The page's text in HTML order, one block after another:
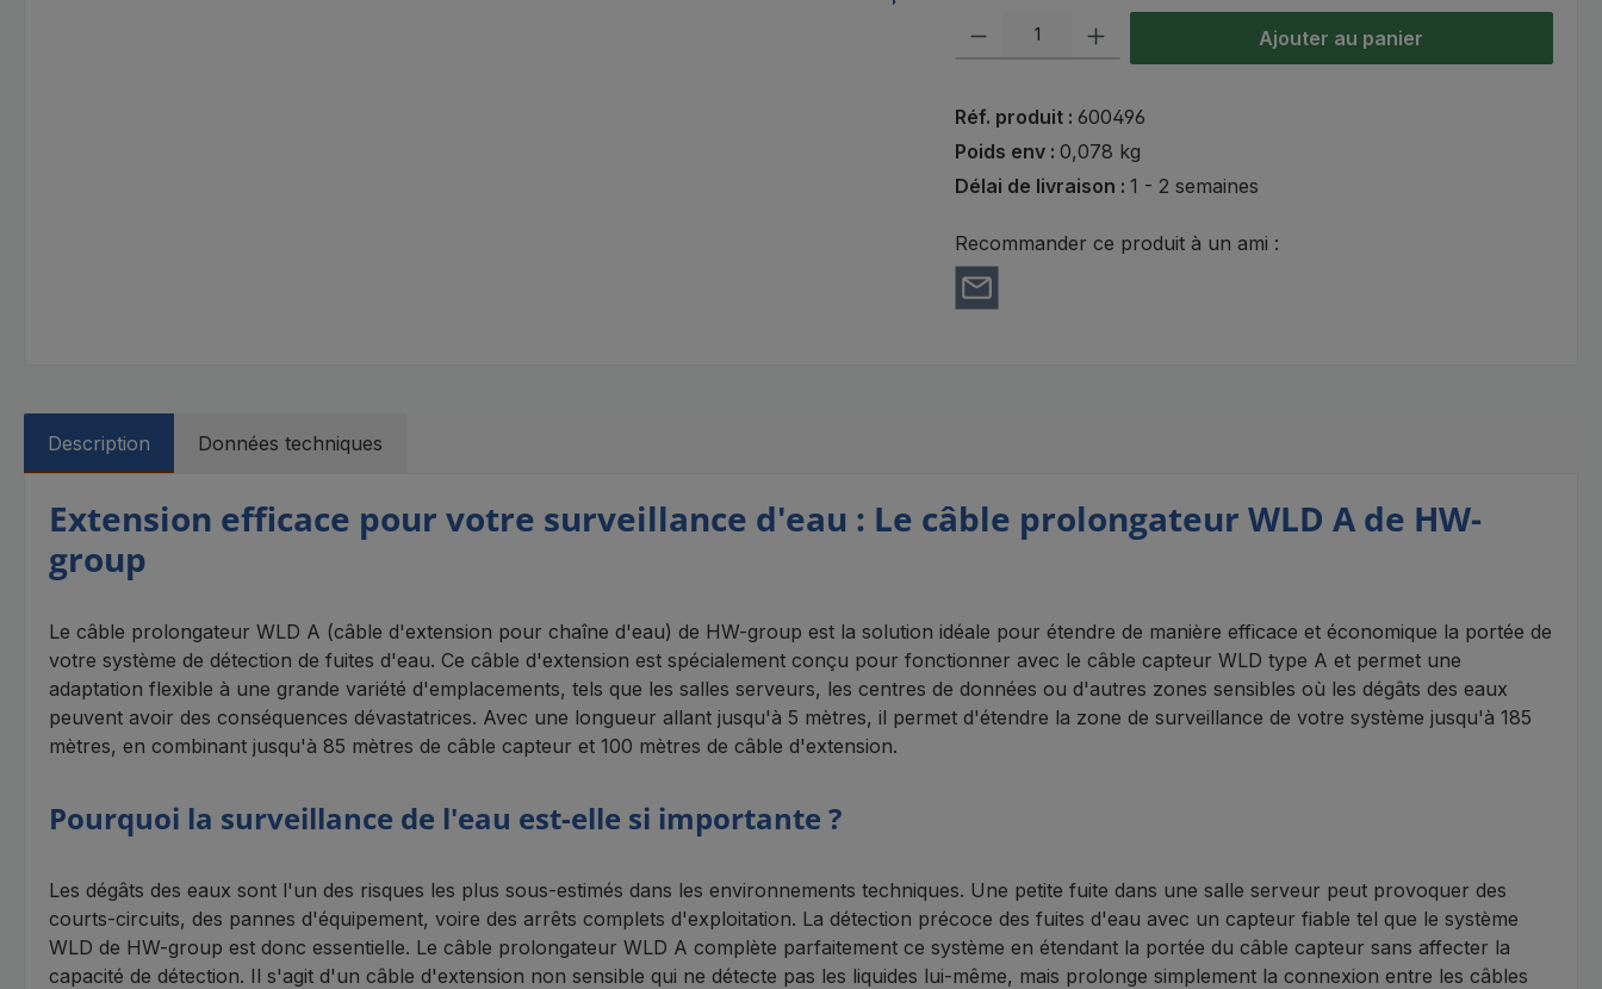
Quantité de produit : Entrez la quantité souhaitée ou utilisez les boutons pour
Ajouter au panier
Réf. produit : 600496
Poids env : 0,078 kg
Délai de livraison : 1 - 2 semaines
Recommander ce produit à un ami :
Description Données techniques
Extension efficace pour votre surveillance d'eau : Le câble prolongateur WLD A de HW-
group
Le câble prolongateur WLD A (câble d'extension pour chaîne d'eau) de HW-group est la solution idéale pour étendre de manière efficace et économique la portée de
votre système de détection de fuites d'eau. Ce câble d'extension est spécialement conçu pour fonctionner avec le câble capteur WLD type A et permet une
adaptation flexible à une grande variété d'emplacements, tels que les salles serveurs, les centres de données ou d'autres zones sensibles où les dégâts des eaux
peuvent avoir des conséquences dévastatrices. Avec une longueur allant jusqu'à 5 mètres, il permet d'étendre la zone de surveillance de votre système jusqu'à 185
mètres, en combinant jusqu'à 85 mètres de câble capteur et 100 mètres de câble d'extension.
Pourquoi la surveillance de l'eau est-elle si importante ?
Les dégâts des eaux sont l'un des risques les plus sous-estimés dans les environnements techniques. Une petite fuite dans une salle serveur peut provoquer des
courts-circuits, des pannes d'équipement, voire des arrêts complets d'exploitation. La détection précoce des fuites d'eau avec un capteur fiable tel que le système
WLD de HW-group est donc essentielle. Le câble prolongateur WLD A complète parfaitement ce système en étendant la portée du câble capteur sans affecter la
capacité de détection. Il s'agit d'un câble d'extension non sensible qui ne détecte pas les liquides lui-même, mais prolonge simplement la connexion entre les câbles